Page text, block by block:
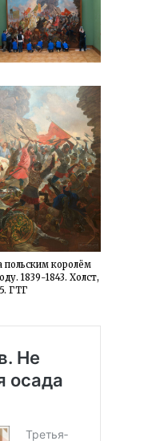
королём
1839-1843. Холст,
ГТГ